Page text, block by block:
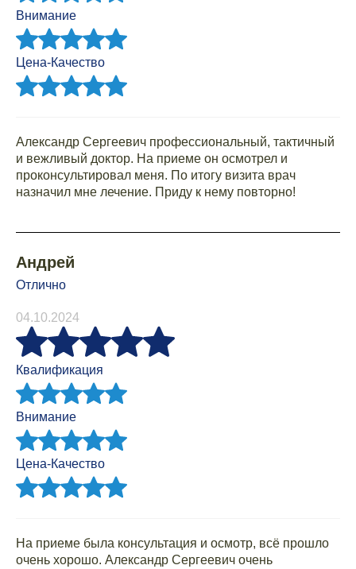
Внимание
Цена-Качество
Александр Сергеевич профессиональный, тактичный
и вежливый доктор. На приеме он осмотрел и
проконсультировал меня. По итогу визита врач
назначил мне лечение. Приду к нему повторно!
Андрей
Отлично
04.10.2024
Квалификация
Внимание
Цена-Качество
На приеме была консультация и осмотр, всё прошло
очень хорошо. Александр Сергеевич очень